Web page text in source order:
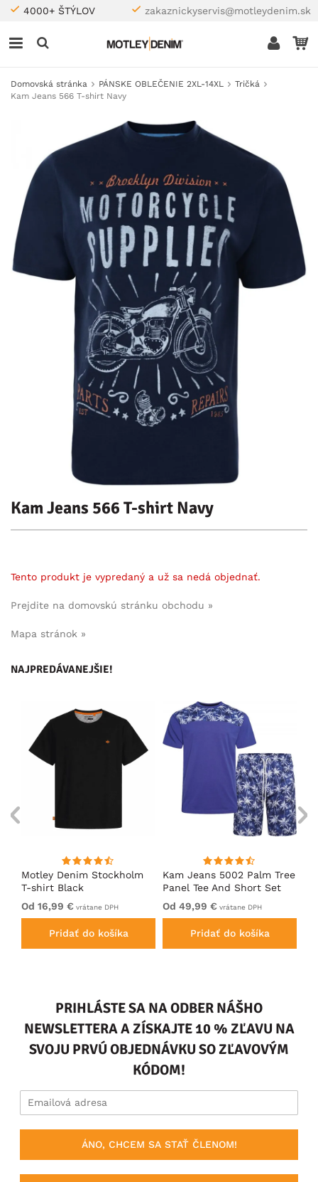
4000+ ŠTÝLOV zakaznickyservis@motleydenim.sk
Domovská stránka PÁNSKE OBLEČENIE 2XL-14XL
Tričká
Kam Jeans 566 T-shirt Navy
Kam Jeans 566 T-shirt Navy
Tento produkt je vypredaný a už sa nedá objednať.
Prejdite na domovskú stránku obchodu »
Mapa stránok »
NAJPREDÁVANEJŠIE!
Motley Denim Stockholm
T-shirt Black
Od 16,99 € vrátane DPH
Pridať do košíka
Kam Jeans 5002 Palm Tree
Panel Tee And Short Set
Electric Blue
Od 49,99 € vrátane DPH
Pridať do košíka
PRIHLÁSTE SA NA ODBER NÁŠHO
NEWSLETTERA A ZÍSKAJTE 10 % ZĽAVU NA
SVOJU PRVÚ OBJEDNÁVKU SO ZĽAVOVÝM
KÓDOM!
ÁNO, CHCEM SA STAŤ ČLENOM!